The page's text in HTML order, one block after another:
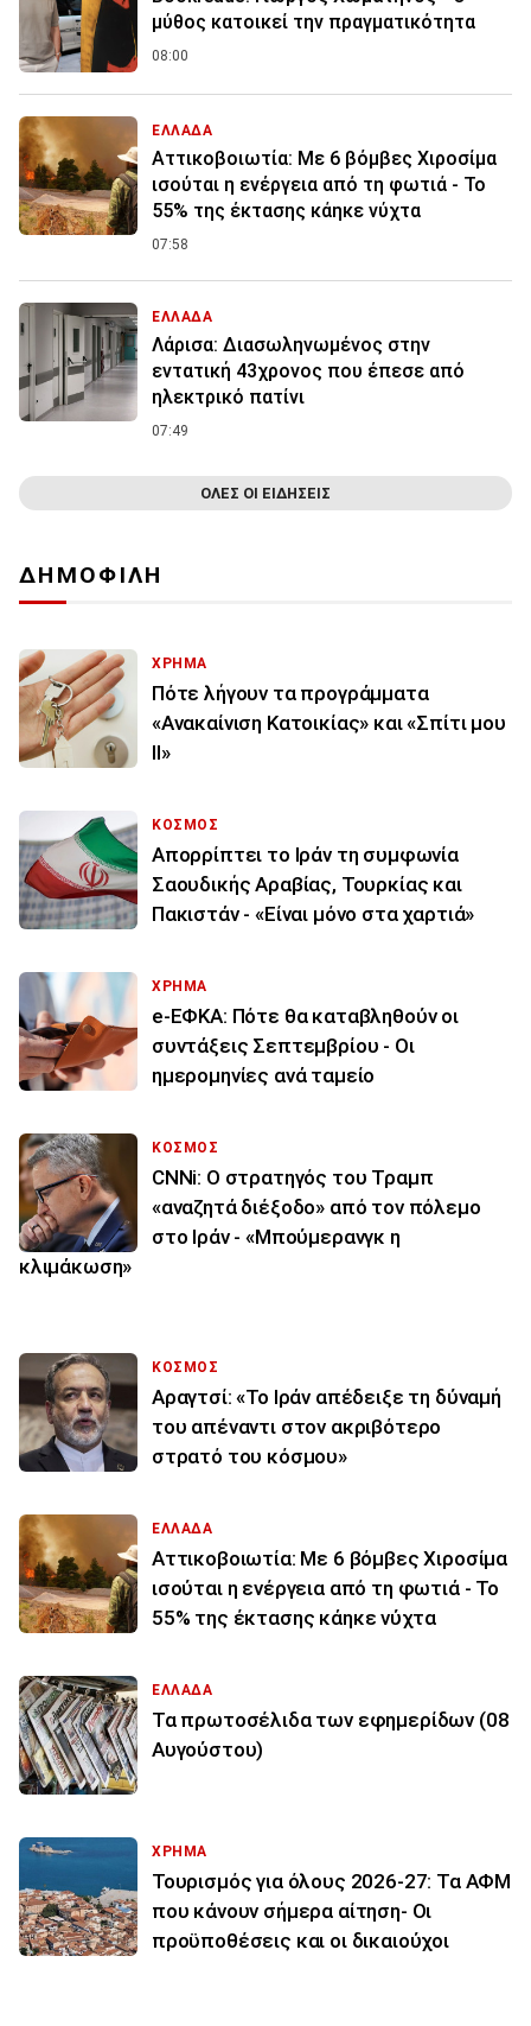
μύθος κατοικεί την πραγματικότητα
08:00
ΕΛΛΑΔΑ
Αττικοβοιωτία: Με 6 βόμβες Χιροσίμα
ισούται η ενέργεια από τη φωτιά - Το
55% της έκτασης κάηκε νύχτα
07:58
ΕΛΛΑΔΑ
Λάρισα: Διασωληνωμένος στην
εντατική 43χρονος που έπεσε από
ηλεκτρικό πατίνι
07:49
ΟΛΕΣ ΟΙ ΕΙΔΗΣΕΙΣ
ΔΗΜΟΦΙΛΗ
ΧΡΗΜΑ
Πότε λήγουν τα προγράμματα
«Ανακαίνιση Κατοικίας» και «Σπίτι μου
ΙΙ»
ΚΟΣΜΟΣ
Απορρίπτει το Ιράν τη συμφωνία
Σαουδικής Αραβίας, Τουρκίας και
Πακιστάν - «Είναι μόνο στα χαρτιά»
ΧΡΗΜΑ
e-ΕΦΚΑ: Πότε θα καταβληθούν οι
συντάξεις Σεπτεμβρίου - Οι
ημερομηνίες ανά ταμείο
ΚΟΣΜΟΣ
CNNi: Ο στρατηγός του Τραμπ
«αναζητά διέξοδο» από τον πόλεμο
στο Ιράν - «Μπούμερανγκ η
κλιμάκωση»
ΚΟΣΜΟΣ
Αραγτσί: «Το Ιράν απέδειξε τη δύναμή
του απέναντι στον ακριβότερο
στρατό του κόσμου»
ΕΛΛΑΔΑ
Αττικοβοιωτία: Με 6 βόμβες Χιροσίμα
ισούται η ενέργεια από τη φωτιά - Το
55% της έκτασης κάηκε νύχτα
ΕΛΛΑΔΑ
Τα πρωτοσέλιδα των εφημερίδων (08
Αυγούστου)
ΧΡΗΜΑ
Τουρισμός για όλους 2026-27: Τα ΑΦΜ
που κάνουν σήμερα αίτηση- Οι
προϋποθέσεις και οι δικαιούχοι